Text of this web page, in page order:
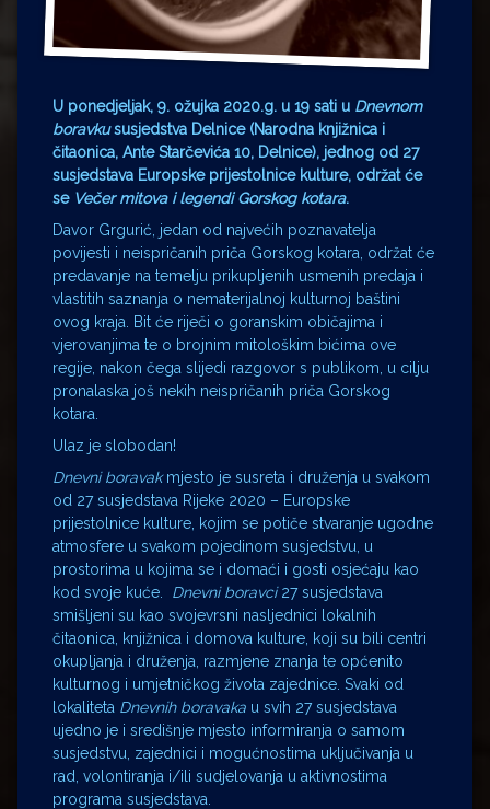
U ponedjeljak, 9. ožujka 2020.g. u 19 sati u Dnevnom
boravkususjedstva Delnice (Narodna knjižnica i
čitaonica, Ante Starčevića 10, Delnice), jednog od 27
susjedstava Europske prijestolnice kulture, održat će
se Večer mitova i legendi Gorskog kotara.
Davor Grgurić, jedan od najvećih poznavatelja
povijesti i neispričanih priča Gorskog kotara, održat će
predavanje na temelju prikupljenih usmenih predaja i
vlastitih saznanja o nematerijalnoj kulturnoj baštini
ovog kraja. Bit će riječi o goranskim običajima i
vjerovanjima te o brojnim mitološkim bićima ove
regije, nakon čega slijedi razgovor s publikom, u cilju
pronalaska još nekih neispričanih priča Gorskog
kotara.
Ulaz je slobodan!
Dnevni boravakmjesto je susreta i druženja u svakom
od 27 susjedstava Rijeke 2020 – Europske
prijestolnice kulture, kojim se potiče stvaranje ugodne
atmosfere u svakom pojedinom susjedstvu, u
prostorima u kojima se i domaći i gosti osjećaju kao
kod svoje kuće. Dnevni boravci27 susjedstava
smišljeni su kao svojevrsni nasljednici lokalnih
čitaonica, knjižnica i domova kulture, koji su bili centri
okupljanja i druženja, razmjene znanja te općenito
kulturnog i umjetničkog života zajednice. Svaki od
lokaliteta Dnevnih boravaka u svih 27 susjedstava
ujedno je i središnje mjesto informiranja o samom
susjedstvu, zajednici i mogućnostima uključivanja u
rad, volontiranja i/ili sudjelovanja u aktivnostima
programa susjedstava.